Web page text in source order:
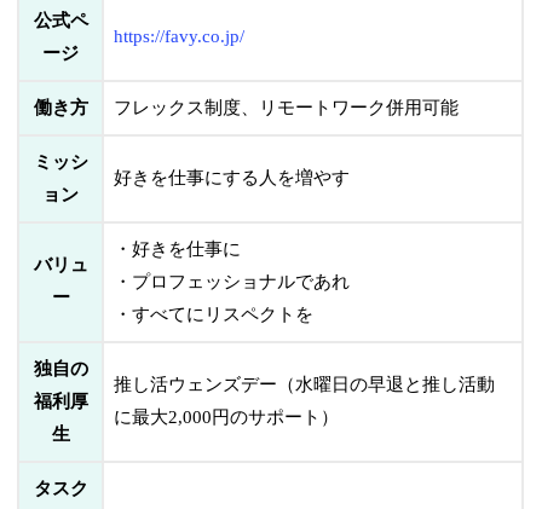
公式ペ
ージ
https://favy.co.jp/
働き方 フレックス制度、リモートワーク併用可能
ミッシ
ョン
好きを仕事にする人を増やす
バリュ
ー
・好きを仕事に
・プロフェッショナルであれ
・すべてにリスペクトを
独自の
福利厚
生
推し活ウェンズデー（水曜日の早退と推し活動
に最大2,000円のサポート）
タスク